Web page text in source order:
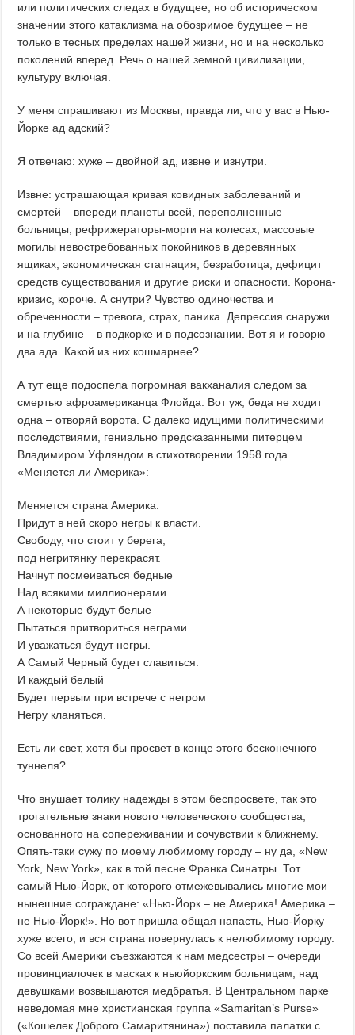
или политических следах в будущее, но об историческом
значении этого катаклизма на обозримое будущее – не
только в тесных пределах нашей жизни, но и на несколько
поколений вперед. Речь о нашей земной цивилизации,
культуру включая.
У меня спрашивают из Москвы, правда ли, что у вас в Нью-
Йорке ад адский?
Я отвечаю: хуже – двойной ад, извне и изнутри.
Извне: устрашающая кривая ковидных заболеваний и
смертей – впереди планеты всей, переполненные
больницы, рефрижераторы-морги на колесах, массовые
могилы невостребованных покойников в деревянных
ящиках, экономическая стагнация, безработица, дефицит
средств существования и другие риски и опасности. Корона-
кризис, короче. А снутри? Чувство одиночества и
обреченности – тревога, страх, паника. Депрессия снаружи
и на глубине – в подкорке и в подсознании. Вот я и говорю –
два ада. Какой из них кошмарнее?
А тут еще подоспела погромная вакханалия следом за
смертью афроамериканца Флойда. Вот уж, беда не ходит
одна – отворяй ворота. С далеко идущими политическими
последствиями, гениально предсказанными питерцем
Владимиром Уфляндом в стихотворении 1958 года
«Меняется ли Америка»:
Меняется страна Америка.
Придут в ней скоро негры к власти.
Свободу, что стоит у берега,
под негритянку перекрасят.
Начнут посмеиваться бедные
Над всякими миллионерами.
А некоторые будут белые
Пытаться притвориться неграми.
И уважаться будут негры.
А Самый Черный будет славиться.
И каждый белый
Будет первым при встрече с негром
Негру кланяться.
Есть ли свет, хотя бы просвет в конце этого бесконечного
туннеля?
Что внушает толику надежды в этом беспросвете, так это
трогательные знаки нового человеческого сообщества,
основанного на сопереживании и сочувствии к ближнему.
Опять-таки сужу по моему любимому городу – ну да, «New
York, New York», как в той песне Франка Синатры. Тот
самый Нью-Йорк, от которого отмежевывались многие мои
нынешние сограждане: «Нью-Йорк – не Америка! Америка –
не Нью-Йорк!». Но вот пришла общая напасть, Нью-Йорку
хуже всего, и вся страна повернулась к нелюбимому городу.
Со всей Америки съезжаются к нам медсестры – очереди
провинциалочек в масках к ньюйоркским больницам, над
девушками возвышаются медбратья. В Центральном парке
неведомая мне христианская группа «Samaritan’s Purse»
(«Кошелек Доброго Самаритянина») поставила палатки с